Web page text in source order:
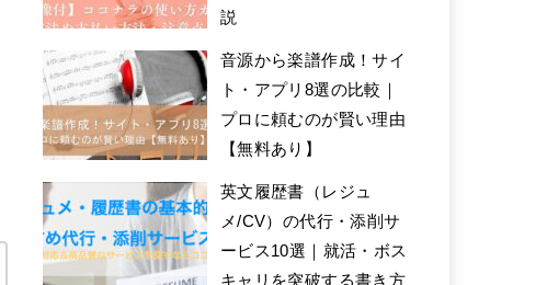
説
音源から楽譜作成！サイ
ト・アプリ8選の比較｜
プロに頼むのが賢い理由
【無料あり】
英文履歴書（レジュ
メ/CV）の代行・添削サ
ービス10選｜就活・ボス
キャリを突破する書き方